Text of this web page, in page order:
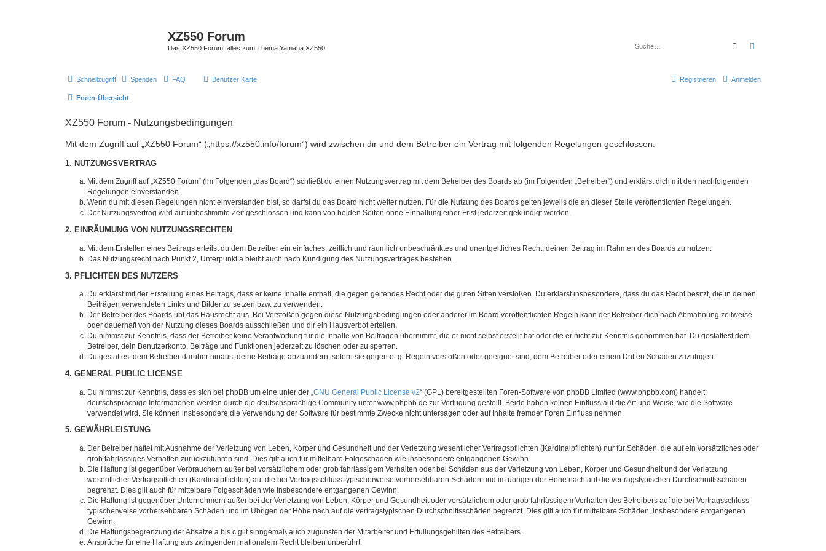
XZ550 Forum
Das XZ550 Forum, alles zum Thema Yamaha XZ550 Suche
Schnellzugriff Spenden FAQ Benutzer Karte Anmelden
Registrieren
Foren-Übersicht
XZ550 Forum - Nutzungsbedingungen
Mit dem Zugriff auf „XZ550 Forum“ („https://xz550.info/forum“) wird zwischen dir und dem Betreiber ein Vertrag mit folgenden Regelungen geschlossen:
1. NUTZUNGSVERTRAG
Mit dem Zugriff auf „XZ550 Forum“ (im Folgenden „das Board“) schließt du einen Nutzungsvertrag mit dem Betreiber des Boards ab (im Folgenden „Betreiber“) und erklärst dich mit den nachfolgenden
Regelungen einverstanden.
Wenn du mit diesen Regelungen nicht einverstanden bist, so darfst du das Board nicht weiter nutzen. Für die Nutzung des Boards gelten jeweils die an dieser Stelle veröffentlichten Regelungen.
Der Nutzungsvertrag wird auf unbestimmte Zeit geschlossen und kann von beiden Seiten ohne Einhaltung einer Frist jederzeit gekündigt werden.
2. EINRÄUMUNG VON NUTZUNGSRECHTEN
Mit dem Erstellen eines Beitrags erteilst du dem Betreiber ein einfaches, zeitlich und räumlich unbeschränktes und unentgeltliches Recht, deinen Beitrag im Rahmen des Boards zu nutzen.
Das Nutzungsrecht nach Punkt 2, Unterpunkt a bleibt auch nach Kündigung des Nutzungsvertrages bestehen.
3. PFLICHTEN DES NUTZERS
Du erklärst mit der Erstellung eines Beitrags, dass er keine Inhalte enthält, die gegen geltendes Recht oder die guten Sitten verstoßen. Du erklärst insbesondere, dass du das Recht besitzt, die in deinen
Beiträgen verwendeten Links und Bilder zu setzen bzw. zu verwenden.
Der Betreiber des Boards übt das Hausrecht aus. Bei Verstößen gegen diese Nutzungsbedingungen oder anderer im Board veröffentlichten Regeln kann der Betreiber dich nach Abmahnung zeitweise
oder dauerhaft von der Nutzung dieses Boards ausschließen und dir ein Hausverbot erteilen.
Du nimmst zur Kenntnis, dass der Betreiber keine Verantwortung für die Inhalte von Beiträgen übernimmt, die er nicht selbst erstellt hat oder die er nicht zur Kenntnis genommen hat. Du gestattest dem
Betreiber, dein Benutzerkonto, Beiträge und Funktionen jederzeit zu löschen oder zu sperren.
Du gestattest dem Betreiber darüber hinaus, deine Beiträge abzuändern, sofern sie gegen o. g. Regeln verstoßen oder geeignet sind, dem Betreiber oder einem Dritten Schaden zuzufügen.
4. GENERAL PUBLIC LICENSE
Du nimmst zur Kenntnis, dass es sich bei phpBB um eine unter der „ GNU General Public License v2“ (GPL) bereitgestellten Foren-Software von phpBB Limited (www.phpbb.com) handelt;
deutschsprachige Informationen werden durch die deutschsprachige Community unter www.phpbb.de zur Verfügung gestellt. Beide haben keinen Einfluss auf die Art und Weise, wie die Software
verwendet wird. Sie können insbesondere die Verwendung der Software für bestimmte Zwecke nicht untersagen oder auf Inhalte fremder Foren Einfluss nehmen.
5. GEWÄHRLEISTUNG
Der Betreiber haftet mit Ausnahme der Verletzung von Leben, Körper und Gesundheit und der Verletzung wesentlicher Vertragspflichten (Kardinalpflichten) nur für Schäden, die auf ein vorsätzliches oder
grob fahrlässiges Verhalten zurückzuführen sind. Dies gilt auch für mittelbare Folgeschäden wie insbesondere entgangenen Gewinn.
Die Haftung ist gegenüber Verbrauchern außer bei vorsätzlichem oder grob fahrlässigem Verhalten oder bei Schäden aus der Verletzung von Leben, Körper und Gesundheit und der Verletzung
wesentlicher Vertragspflichten (Kardinalpflichten) auf die bei Vertragsschluss typischerweise vorhersehbaren Schäden und im übrigen der Höhe nach auf die vertragstypischen Durchschnittsschäden
begrenzt. Dies gilt auch für mittelbare Folgeschäden wie insbesondere entgangenen Gewinn.
Die Haftung ist gegenüber Unternehmern außer bei der Verletzung von Leben, Körper und Gesundheit oder vorsätzlichem oder grob fahrlässigem Verhalten des Betreibers auf die bei Vertragsschluss
typischerweise vorhersehbaren Schäden und im Übrigen der Höhe nach auf die vertragstypischen Durchschnittsschäden begrenzt. Dies gilt auch für mittelbare Schäden, insbesondere entgangenen
Gewinn.
Die Haftungsbegrenzung der Absätze a bis c gilt sinngemäß auch zugunsten der Mitarbeiter und Erfüllungsgehilfen des Betreibers.
Ansprüche für eine Haftung aus zwingendem nationalem Recht bleiben unberührt.